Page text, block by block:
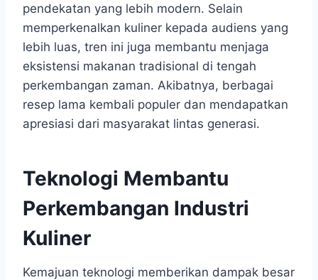
pendekatan yang lebih modern. Selain
memperkenalkan kuliner kepada audiens yang
lebih luas, tren ini juga membantu menjaga
eksistensi makanan tradisional di tengah
perkembangan zaman. Akibatnya, berbagai
resep lama kembali populer dan mendapatkan
apresiasi dari masyarakat lintas generasi.
Teknologi Membantu
Perkembangan Industri
Kuliner
Kemajuan teknologi memberikan dampak besar